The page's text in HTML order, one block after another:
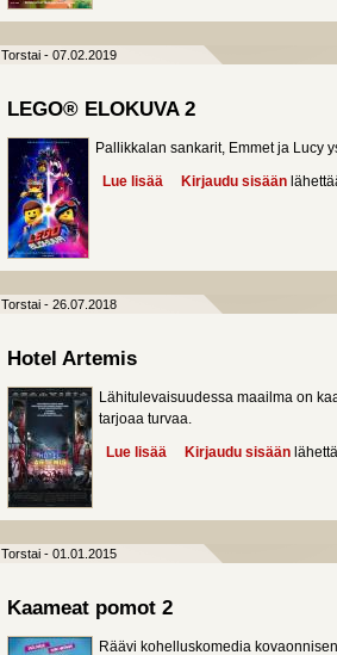
Torstai - 07.02.2019
LEGO® ELOKUVA 2
Pallikkalan sankarit, Emmet ja Lucy
Lue lisää about LEGO® ELOKUVA
Kirjaudu sisään
Torstai - 26.07.2018
Hotel Artemis
Lähitulevaisuudessa maailma on
tarjoaa turvaa.
Lue lisää about Hotel Artemis
Kirjaudu sisään
Torstai - 01.01.2015
Kaameat pomot 2
Räävi kohelluskomedia